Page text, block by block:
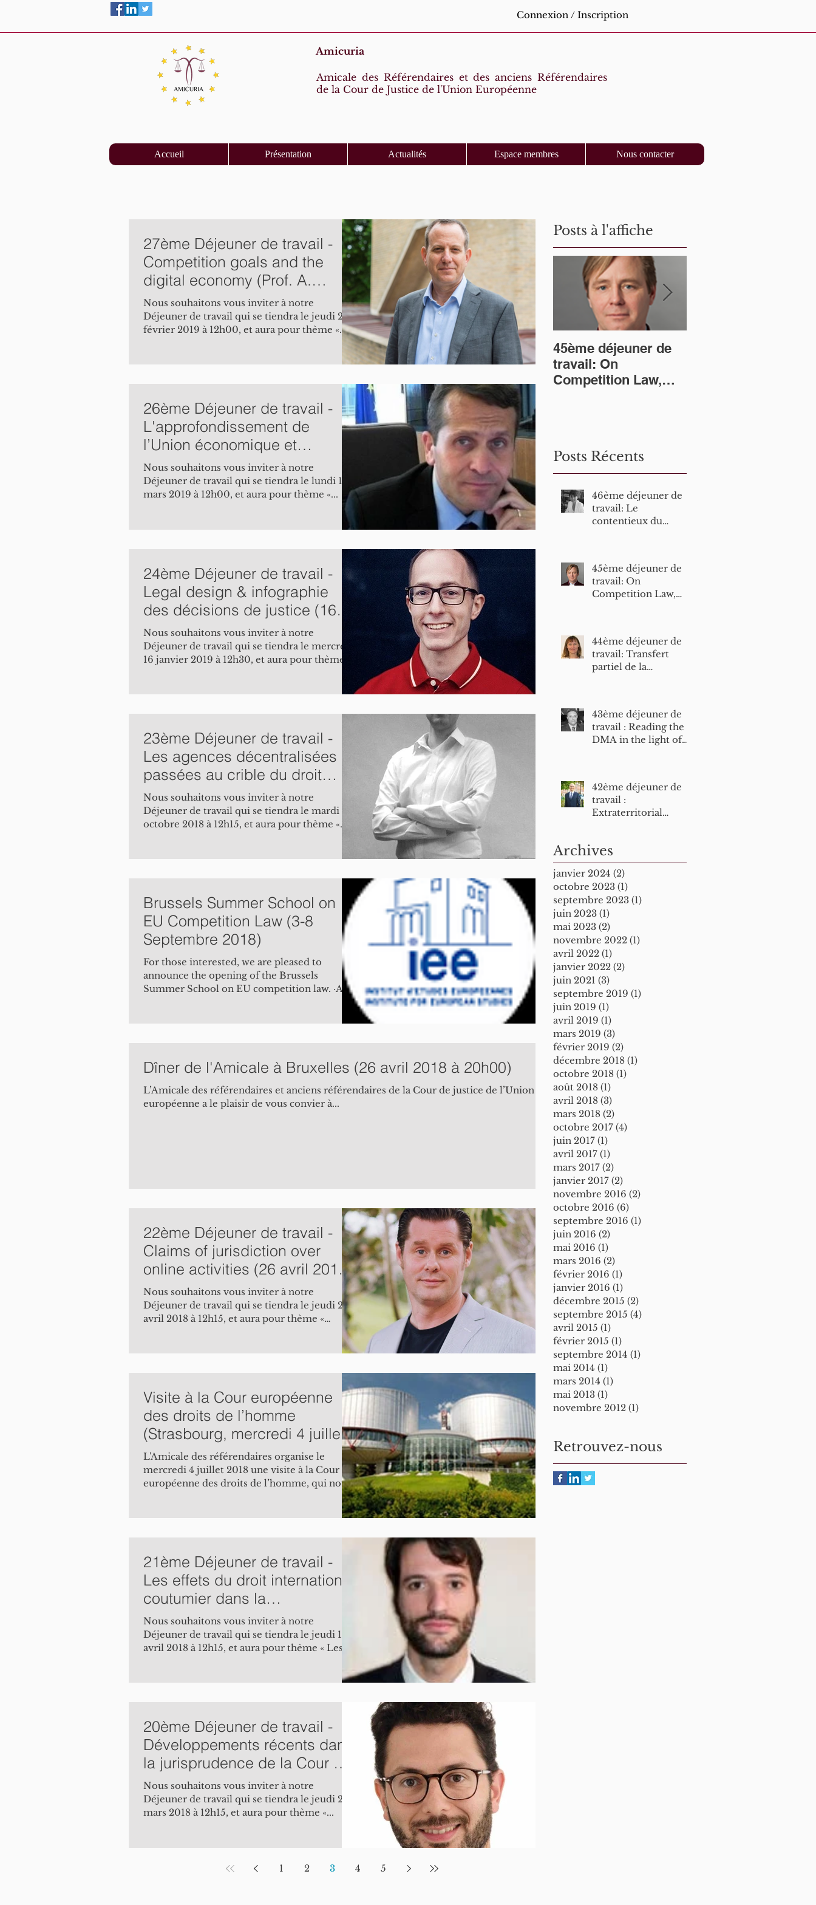
Connexion / Inscription
Amicuria
Amicale des Référendaires et des anciens Référendaires
de la Cour de Justice de l'Union Européenne
Accueil Présentation Actualités Espace membres Nous contacter
27ème Déjeuner de travail -
Competition goals and the
digital economy (Prof. A.
Ezrachi, jeudi 28 fé
Nous souhaitons vous inviter à notre
Déjeuner de travail qui se tiendra le jeudi 28
février 2019 à 12h00, et aura pour thème «...
26ème Déjeuner de travail -
L'approfondissement de
l’Union économique et
monétaire et la réforme
Nous souhaitons vous inviter à notre
Déjeuner de travail qui se tiendra le lundi 18
mars 2019 à 12h00, et aura pour thème «...
24ème Déjeuner de travail -
Legal design & infographie
des décisions de justice (16
janvier 2019
Nous souhaitons vous inviter à notre
Déjeuner de travail qui se tiendra le mercredi
16 janvier 2019 à 12h30, et aura pour thème «
23ème Déjeuner de travail -
Les agences décentralisées
passées au crible du droit
constitutionnel et
Nous souhaitons vous inviter à notre
Déjeuner de travail qui se tiendra le mardi 23
octobre 2018 à 12h15, et aura pour thème «
Brussels Summer School on
EU Competition Law (3-8
Septembre 2018)
For those interested, we are pleased to
announce the opening of the Brussels
Summer School on EU competition law. ·A
Dîner de l'Amicale à Bruxelles (26 avril 2018 à 20h00)
L’Amicale des référendaires et anciens référendaires de la Cour de justice de l’Union
européenne a le plaisir de vous convier à...
22ème Déjeuner de travail -
Claims of jurisdiction over
online activities (26 avril 2018
à 12h15)
Nous souhaitons vous inviter à notre
Déjeuner de travail qui se tiendra le jeudi 26
avril 2018 à 12h15, et aura pour thème «
Visite à la Cour européenne
des droits de l’homme
(Strasbourg, mercredi 4 juillet
2018)
L'Amicale des référendaires organise le
mercredi 4 juillet 2018 une visite à la Cour
européenne des droits de l’homme, qui nous
21ème Déjeuner de travail -
Les effets du droit international
coutumier dans la
jurisprudence de la
Nous souhaitons vous inviter à notre
Déjeuner de travail qui se tiendra le jeudi 12
avril 2018 à 12h15, et aura pour thème « Les
20ème Déjeuner de travail -
Développements récents dans
la jurisprudence de la Cour en
matière de dr
Nous souhaitons vous inviter à notre
Déjeuner de travail qui se tiendra le jeudi 22
mars 2018 à 12h15, et aura pour thème «...
1 2 3 4 5
Posts à l'affiche
45ème déjeuner de
travail: On
Competition Law,
Laitenberger)
Posts Récents
46ème déjeuner de
travail: Le
contentieux du
Donati)
45ème déjeuner de
travail: On
Competition Law,
(MM. N. Wahl et J.
Laitenberger)
44ème déjeuner de
travail: Transfert
partiel de la
lieux (Mme K.
Andová)
43ème déjeuner de
travail : Reading the
DMA in the light of
42ème déjeuner de
travail :
Extraterritorial
(Prof. M.
Martyniszyn)
Archives
janvier 2024 (2)
octobre 2023 (1)
septembre 2023 (1)
juin 2023 (1)
mai 2023 (2)
novembre 2022 (1)
avril 2022 (1)
janvier 2022 (2)
juin 2021 (3)
septembre 2019 (1)
juin 2019 (1)
avril 2019 (1)
mars 2019 (3)
février 2019 (2)
décembre 2018 (1)
octobre 2018 (1)
août 2018 (1)
avril 2018 (3)
mars 2018 (2)
octobre 2017 (4)
juin 2017 (1)
avril 2017 (1)
mars 2017 (2)
janvier 2017 (2)
novembre 2016 (2)
octobre 2016 (6)
septembre 2016 (1)
juin 2016 (2)
mai 2016 (1)
mars 2016 (2)
février 2016 (1)
janvier 2016 (1)
décembre 2015 (2)
septembre 2015 (4)
avril 2015 (1)
février 2015 (1)
septembre 2014 (1)
mai 2014 (1)
mars 2014 (1)
mai 2013 (1)
novembre 2012 (1)
Retrouvez-nous